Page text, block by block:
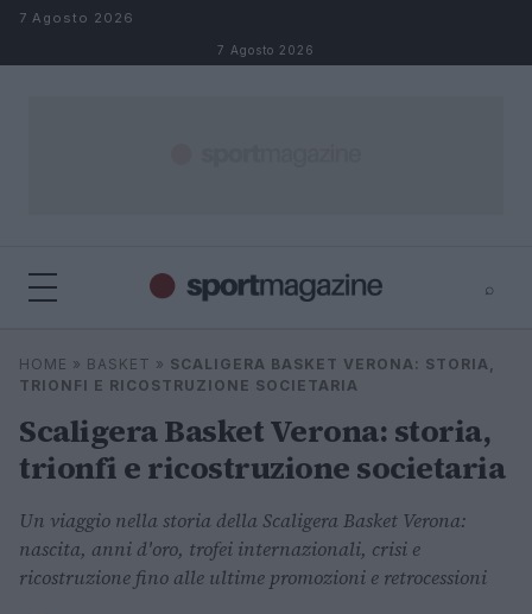
Salta al contenuto
7 Agosto 2026
7 Agosto 2026
⌕
Cerca
⌕
HOME » BASKET » SCALIGERA BASKET VERONA: STORIA,
TRIONFI E RICOSTRUZIONE SOCIETARIA
Scaligera Basket Verona: storia,
trionfi e ricostruzione societaria
Un viaggio nella storia della Scaligera Basket Verona:
nascita, anni d'oro, trofei internazionali, crisi e
ricostruzione fino alle ultime promozioni e retrocessioni